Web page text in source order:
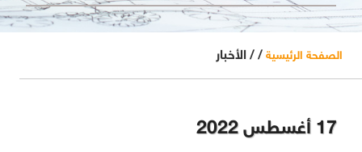
الصفحة الرئيسية / / الأخبار
17 أغسطس 2022